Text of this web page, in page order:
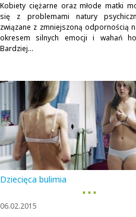
Kobiety ciężarne oraz młode matki
się z problemami natury
związane z zmniejszoną odpornością
okresem silnych emocji i wahań
Bardziej...
Dziecięca bulimia
▪ ▪ ▪
06.02.2015